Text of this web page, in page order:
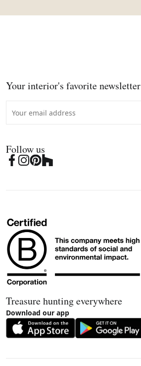
Your interior's favorite newsletter
Follow us
Treasure hunting everywhere
Download our app